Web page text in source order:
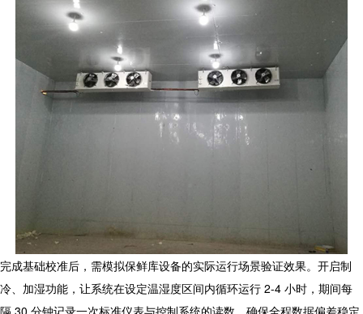
完成基础校准后，需模拟保鲜库设备的实际运行场景验证效果。开启制
冷、加湿功能，让系统在设定温湿度区间内循环运行 2-4 小时，期间每